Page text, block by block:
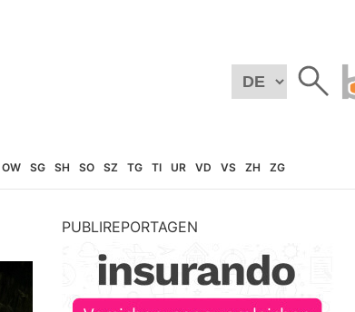
OW SG SH SO SZ TG TI UR VD VS ZH ZG
PUBLIREPORTAGEN